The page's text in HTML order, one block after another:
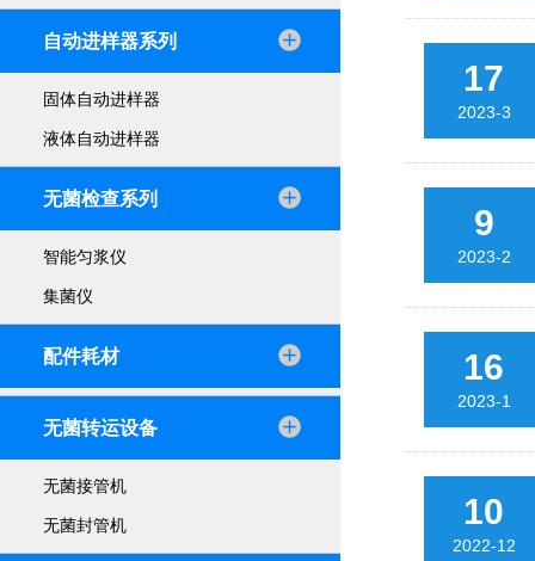
自动进样器系列
固体自动进样器
液体自动进样器
无菌检查系列
智能匀浆仪
集菌仪
配件耗材
无菌转运设备
无菌接管机
无菌封管机
17
2023-3
9
2023-2
16
2023-1
10
2022-12